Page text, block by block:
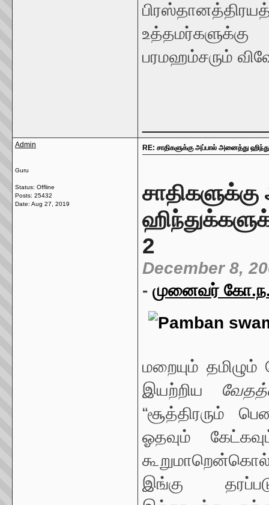
பரமஹம்சரும்
Admin
Guru
Status: Offline
Posts: 25432
Date: Aug 27, 2019
RE: சாதிகளுக்கு அப்பால் அனைத்து
2
December 8,
- முனைவர் கோ.ந.
மறையும்
இயற்றிய
“சூத்திரரும்
ஓதவும்
இங்கு